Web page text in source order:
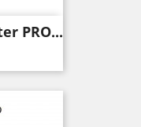
PRO...